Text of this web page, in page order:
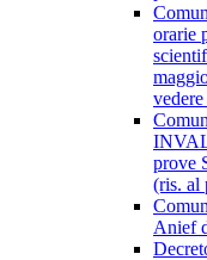
orarie
prove
(ris. al
Anief